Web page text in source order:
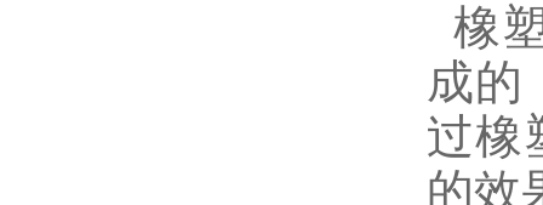
橡
成的
过橡
的效